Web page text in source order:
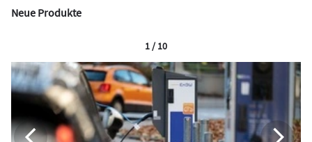
Neue Produkte
1 / 10